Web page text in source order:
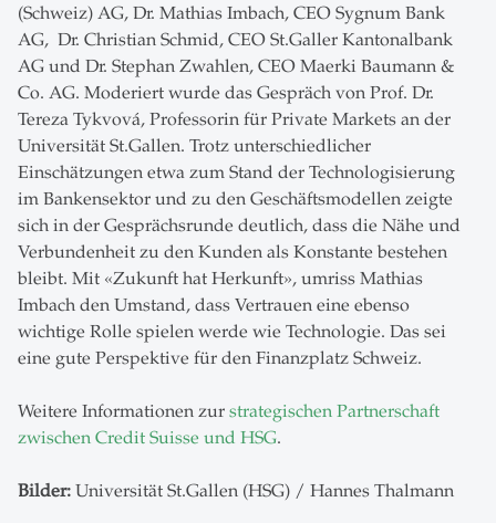
(Schweiz) AG, Dr. Mathias Imbach, CEO Sygnum Bank
AG, Dr. Christian Schmid, CEO St.Galler Kantonalbank
AG und Dr. Stephan Zwahlen, CEO Maerki Baumann &
Co. AG. Moderiert wurde das Gespräch von Prof. Dr.
Tereza Tykvová, Professorin für Private Markets an der
Universität St.Gallen. Trotz unterschiedlicher
Einschätzungen etwa zum Stand der Technologisierung
im Bankensektor und zu den Geschäftsmodellen zeigte
sich in der Gesprächsrunde deutlich, dass die Nähe und
Verbundenheit zu den Kunden als Konstante bestehen
bleibt. Mit «Zukunft hat Herkunft», umriss Mathias
Imbach den Umstand, dass Vertrauen eine ebenso
wichtige Rolle spielen werde wie Technologie. Das sei
eine gute Perspektive für den Finanzplatz Schweiz.
Weitere Informationen zur strategischen Partnerschaft
zwischen Credit Suisse und HSG.
Bilder: Universität St.Gallen (HSG) / Hannes Thalmann